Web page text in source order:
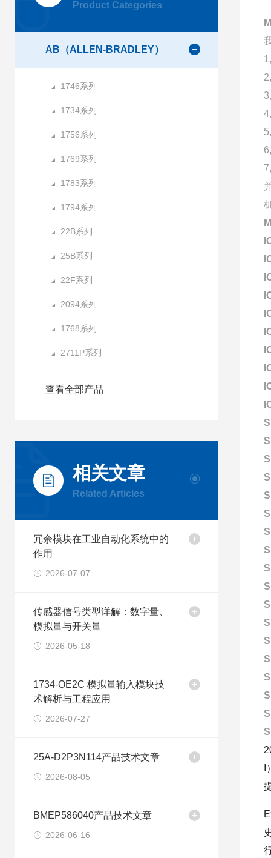
Product Categories
AB（ALLEN-BRADLEY）
1746系列
1734系列
1756系列
1769系列
1783系列
1794系列
22B系列
25B系列
22F系列
2094系列
1768系列
2711P系列
查看全部产品
相关文章
Related Articles
冗余模块在工业自动化系统中的
作用
2026-07-07
传感器信号类型详解：数字量、
模拟量与开关量
2026-05-18
1734-OE2C 模拟量输入模块技
术解析与工程应用
2026-07-27
25A-D2P3N114产品技术文章
2026-08-05
BMEP586040产品技术文章
2026-06-16